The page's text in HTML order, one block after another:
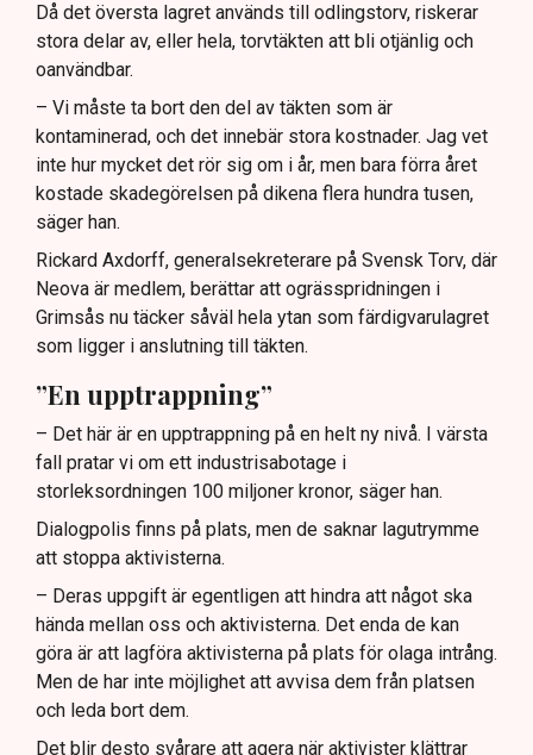
Då det översta lagret används till odlingstorv, riskerar
stora delar av, eller hela, torvtäkten att bli otjänlig och
oanvändbar.
– Vi måste ta bort den del av täkten som är
kontaminerad, och det innebär stora kostnader. Jag vet
inte hur mycket det rör sig om i år, men bara förra året
kostade skadegörelsen på dikena flera hundra tusen,
säger han.
Rickard Axdorff, generalsekreterare på Svensk Torv, där
Neova är medlem, berättar att ogrässpridningen i
Grimsås nu täcker såväl hela ytan som färdigvarulagret
som ligger i anslutning till täkten.
”En upptrappning”
– Det här är en upptrappning på en helt ny nivå. I värsta
fall pratar vi om ett industrisabotage i
storleksordningen 100 miljoner kronor, säger han.
Dialogpolis finns på plats, men de saknar lagutrymme
att stoppa aktivisterna.
– Deras uppgift är egentligen att hindra att något ska
hända mellan oss och aktivisterna. Det enda de kan
göra är att lagföra aktivisterna på plats för olaga intrång.
Men de har inte möjlighet att avvisa dem från platsen
och leda bort dem.
Det blir desto svårare att agera när aktivister klättrar